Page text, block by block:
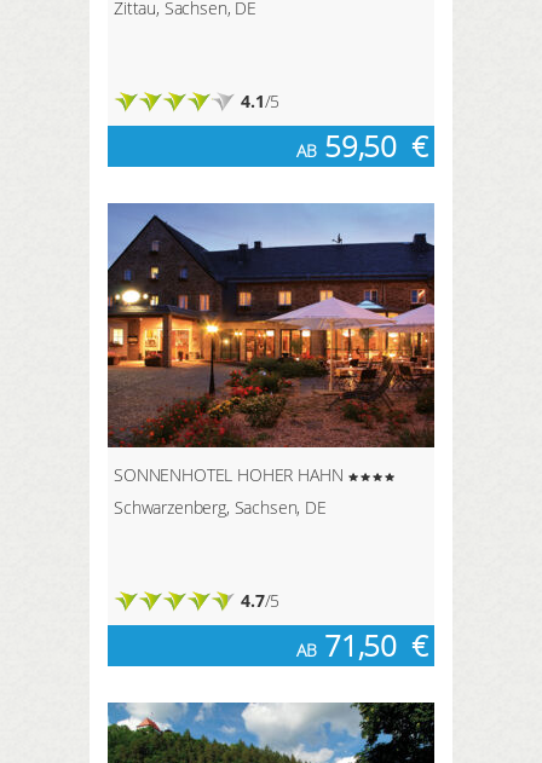
Zittau, Sachsen, DE
4.1/5
AB 59,50 €
SONNENHOTEL HOHER HAHN
Schwarzenberg, Sachsen, DE
4.7/5
AB 71,50 €